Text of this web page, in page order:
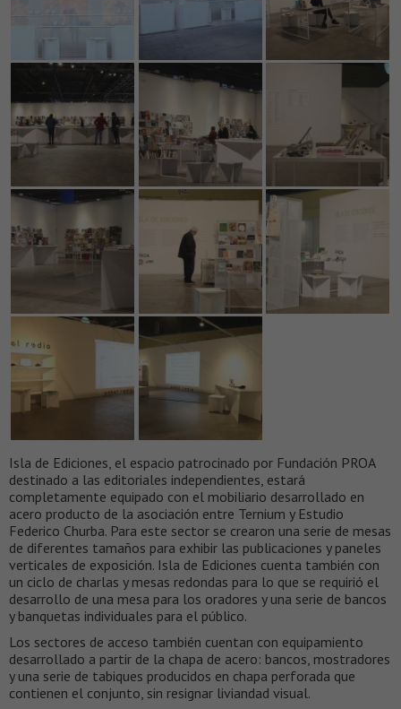
Isla de Ediciones, el espacio patrocinado por Fundación PROA
destinado a las editoriales independientes, estará
completamente equipado con el mobiliario desarrollado en
acero producto de la asociación entre Ternium y Estudio
Federico Churba. Para este sector se crearon una serie de mesas
de diferentes tamaños para exhibir las publicaciones y paneles
verticales de exposición. Isla de Ediciones cuenta también con
un ciclo de charlas y mesas redondas para lo que se requirió el
desarrollo de una mesa para los oradores y una serie de bancos
y banquetas individuales para el público.
Los sectores de acceso también cuentan con equipamiento
desarrollado a partir de la chapa de acero: bancos, mostradores
y una serie de tabiques producidos en chapa perforada que
contienen el conjunto, sin resignar liviandad visual.